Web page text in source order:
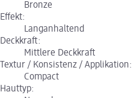
Bronze
Effekt:
Langanhaltend
Deckkraft:
Mittlere Deckkraft
Textur / Konsistenz / Applikation:
Compact
Hauttyp: